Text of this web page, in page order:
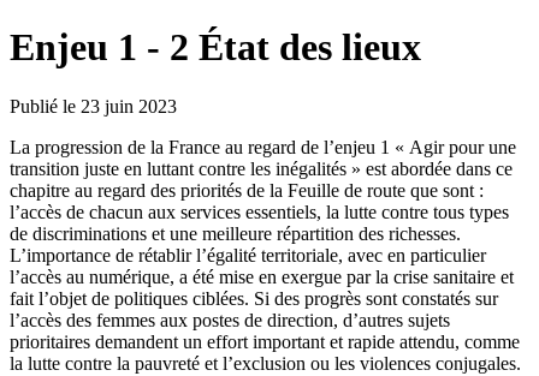
Enjeu 1 - 2 État des lieux
Publié le 23 juin 2023
La progression de la France au regard de l’enjeu 1 « Agir pour une
transition juste en luttant contre les inégalités » est abordée dans ce
chapitre au regard des priorités de la Feuille de route que sont :
l’accès de chacun aux services essentiels, la lutte contre tous types
de discriminations et une meilleure répartition des richesses.
L’importance de rétablir l’égalité territoriale, avec en particulier
l’accès au numérique, a été mise en exergue par la crise sanitaire et
fait l’objet de politiques ciblées. Si des progrès sont constatés sur
l’accès des femmes aux postes de direction, d’autres sujets
prioritaires demandent un effort important et rapide attendu, comme
la lutte contre la pauvreté et l’exclusion ou les violences conjugales.